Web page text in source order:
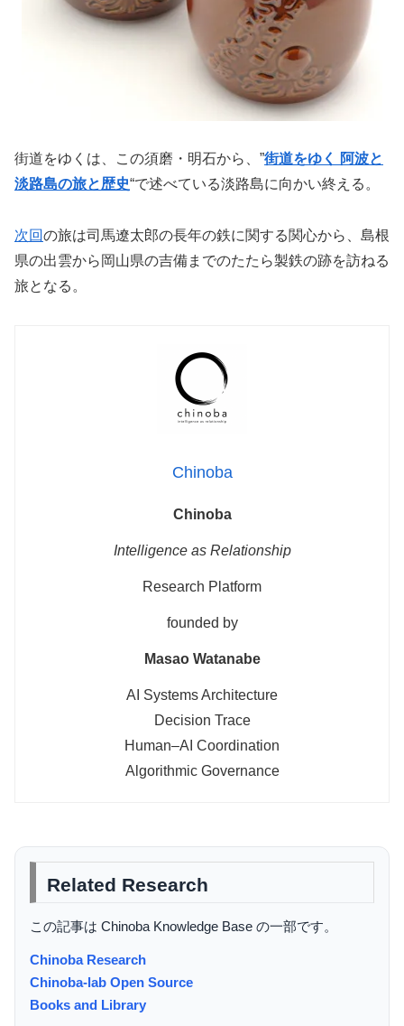
街道をゆくは、この須磨・明石から、”街道をゆく 阿波と
淡路島の旅と歴史“で述べている淡路島に向かい終える。
次回の旅は司馬遼太郎の長年の鉄に関する関心から、島根
県の出雲から岡山県の吉備までのたたら製鉄の跡を訪ねる
旅となる。
Chinoba
Chinoba
Intelligence as Relationship
Research Platform
founded by
Masao Watanabe
AI Systems Architecture
Decision Trace
Human–AI Coordination
Algorithmic Governance
Related Research
この記事は Chinoba Knowledge Base の一部です。
Chinoba Research
Chinoba-lab Open Source
Books and Library